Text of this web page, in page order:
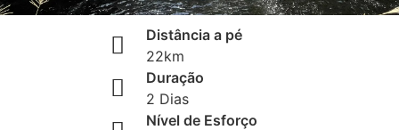
Distância a pé
22km
Duração
2 Dias
Nível de Esforço